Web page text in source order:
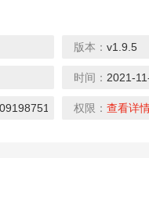
版本： v1.9.5
时间： 2021-
权限： 查看详